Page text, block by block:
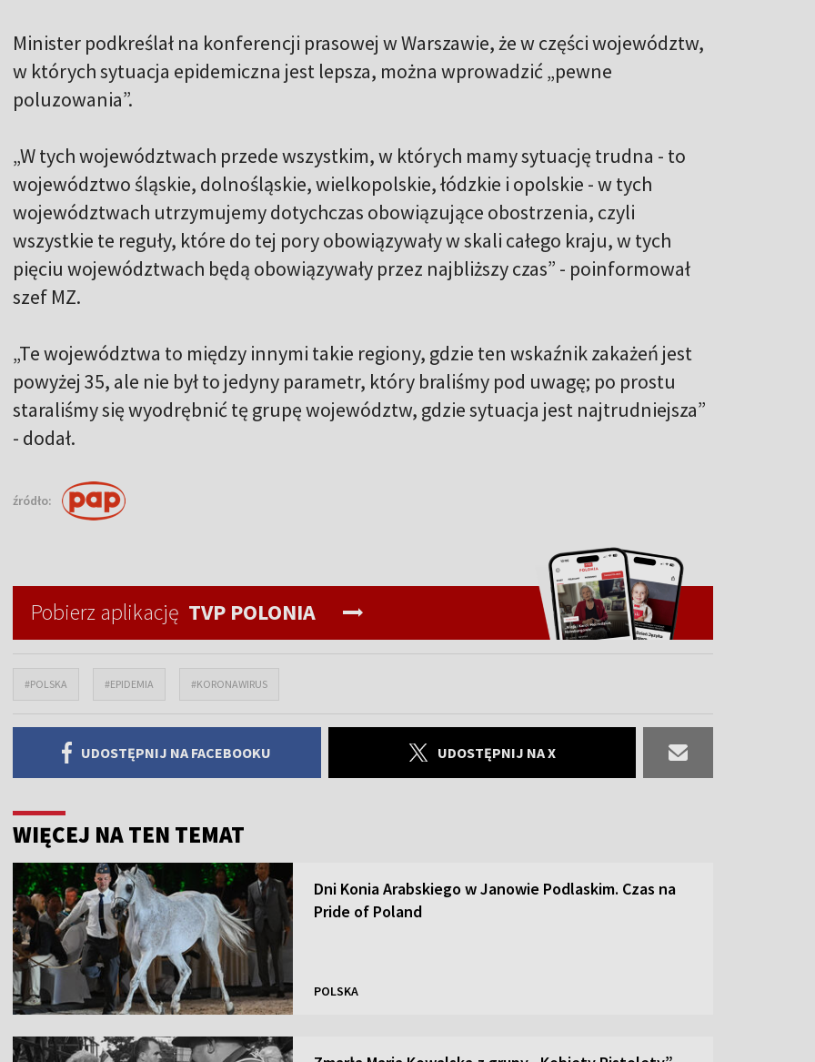
Minister podkreślał na konferencji prasowej w Warszawie, że w części województw,
w których sytuacja epidemiczna jest lepsza, można wprowadzić „pewne
poluzowania”.
„W tych województwach przede wszystkim, w których mamy sytuację trudna - to
województwo śląskie, dolnośląskie, wielkopolskie, łódzkie i opolskie - w tych
województwach utrzymujemy dotychczas obowiązujące obostrzenia, czyli
wszystkie te reguły, które do tej pory obowiązywały w skali całego kraju, w tych
pięciu województwach będą obowiązywały przez najbliższy czas” - poinformował
szef MZ.
„Te województwa to między innymi takie regiony, gdzie ten wskaźnik zakażeń jest
powyżej 35, ale nie był to jedyny parametr, który braliśmy pod uwagę; po prostu
staraliśmy się wyodrębnić tę grupę województw, gdzie sytuacja jest najtrudniejsza”
- dodał.
źródło:
Pobierz aplikację TVP POLONIA
#POLSKA #EPIDEMIA #KORONAWIRUS
UDOSTĘPNIJ NA FACEBOOKU UDOSTĘPNIJ NA X
WIĘCEJ NA TEN TEMAT
Dni Konia Arabskiego w Janowie Podlaskim. Czas na
Pride of Poland
POLSKA